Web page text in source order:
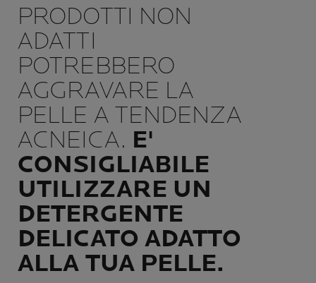
PRODOTTI NON
ADATTI
POTREBBERO
AGGRAVARE LA
PELLE A TENDENZA
ACNEICA. E'
CONSIGLIABILE
UTILIZZARE UN
DETERGENTE
DELICATO ADATTO
ALLA TUA PELLE.